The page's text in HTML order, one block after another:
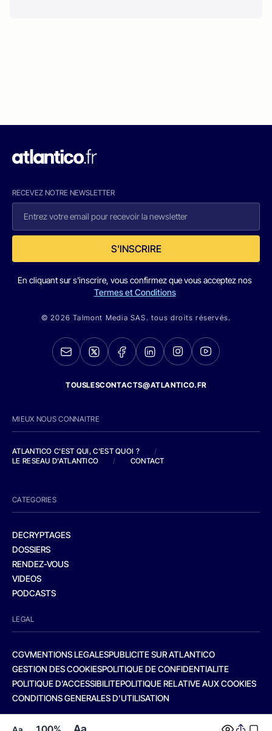
RECEVEZ NOTRE NEWSLETTER
S'INSCRIRE
En cliquant sur s'inscrire, vous confirmez que vous acceptez nos
Termes et Conditions
© 2026 Talmont Media SAS. tous droits réservés.
TOUSLESCONTACTS@ATLANTICO.FR
MIEUX NOUS CONNAITRE
ATLANTICO C'EST QUI, C'EST QUOI ?
/
LE RESEAU D'ATLANTICO
/ CONTACT
CATEGORIES
DECRYPTAGES
DOSSIERS
RENDEZ-VOUS
VIDEOS
PODCASTS
LEGAL
CGVMENTIONS LEGALESPUBLICITE SUR ATLANTICO
GESTION DES COOKIESPOLITIQUE DE CONFIDENTIALITE
POLITIQUE D’ACCESSIBILITEPOLITIQUE RELATIVE AUX COOKIES
CONDITIONS GENERALES D’UTILISATION